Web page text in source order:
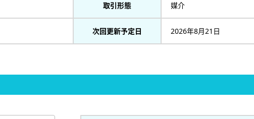
取引形態 媒介
次回更新予定日 2026年8月21日